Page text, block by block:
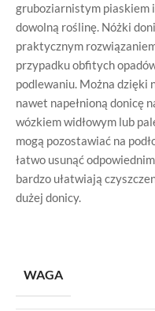
gruboziarnistym piaskiem
dowolną roślinę. Nóżki
praktycznym
przypadku obfitych
podlewaniu. Można dzięki
nawet napełnioną donicę
wózkiem widłowym lub
mogą pozostawiać na
łatwo usunąć
bardzo ułatwiają
dużej donicy.
WAGA